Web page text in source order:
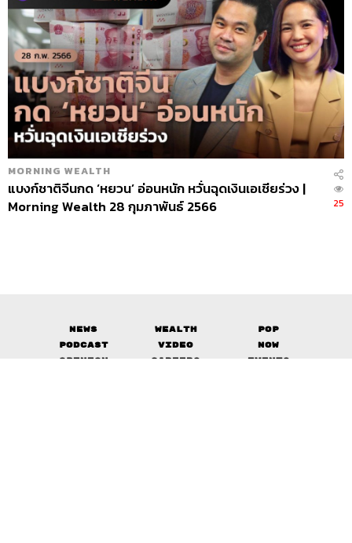
MORNING WEALTH
แบงก์ชาติจีนกด ‘หยวน’ อ่อนหนัก หวั่นฉุดเงินเอเชียร่วง |
Morning Wealth 28 กุมภาพันธ์ 2566
25
News Wealth
Pop
Podcast
Video
Now
Opinion
Careers
Events